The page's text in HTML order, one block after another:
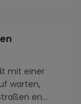
mit einer
warten,
en...